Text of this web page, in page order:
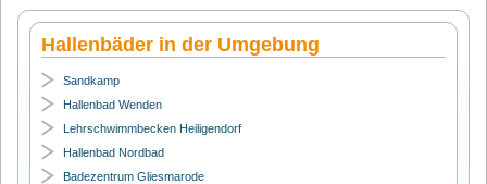
Hallenbäder in der Umgebung
Sandkamp
Hallenbad Wenden
Lehrschwimmbecken Heiligendorf
Hallenbad Nordbad
Badezentrum Gliesmarode